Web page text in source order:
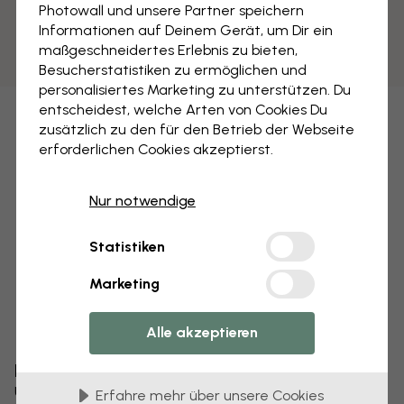
Bearbeiten Sie Ihre Tapete
Unser Designteam kann jedes Motiv optimieren,
Photowall und unsere Partner speichern
Informationen auf Deinem Gerät, um Dir ein
maßgeschneidertes Erlebnis zu bieten,
Besucherstatistiken zu ermöglichen und
personalisiertes Marketing zu unterstützen. Du
entscheidest, welche Arten von Cookies Du
zusätzlich zu den für den Betrieb der Webseite
erforderlichen Cookies akzeptierst.
Nur notwendige
Statistiken
Marketing
Alle akzeptieren
Erfahre mehr über unsere Cookies